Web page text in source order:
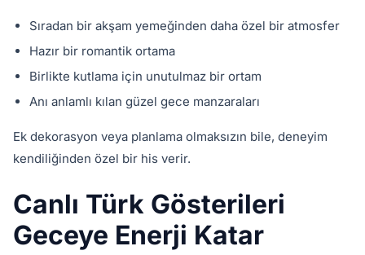
Sıradan bir akşam yemeğinden daha özel bir atmosfer
Hazır bir romantik ortama
Birlikte kutlama için unutulmaz bir ortam
Anı anlamlı kılan güzel gece manzaraları
Ek dekorasyon veya planlama olmaksızın bile, deneyim
kendiliğinden özel bir his verir.
Canlı Türk Gösterileri
Geceye Enerji Katar